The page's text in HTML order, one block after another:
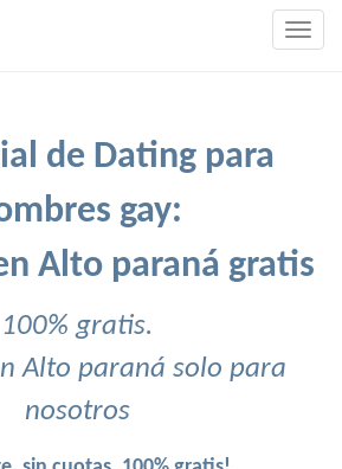
de Dating para
gay:
Alto paraná gratis
100% gratis.
Alto paraná solo para
nosotros